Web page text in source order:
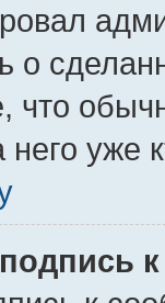
о
что
уже